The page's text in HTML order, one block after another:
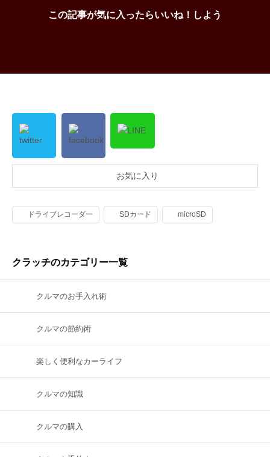
この記事が気に入ったらいいね！しよう
お気に入り
ドライブレコーダー SDカード microSD
クラッチのカテゴリー一覧
クルマのお手入れ術
クルマの節約術
楽しく便利なカーライフ
クルマの知識
クルマの購入